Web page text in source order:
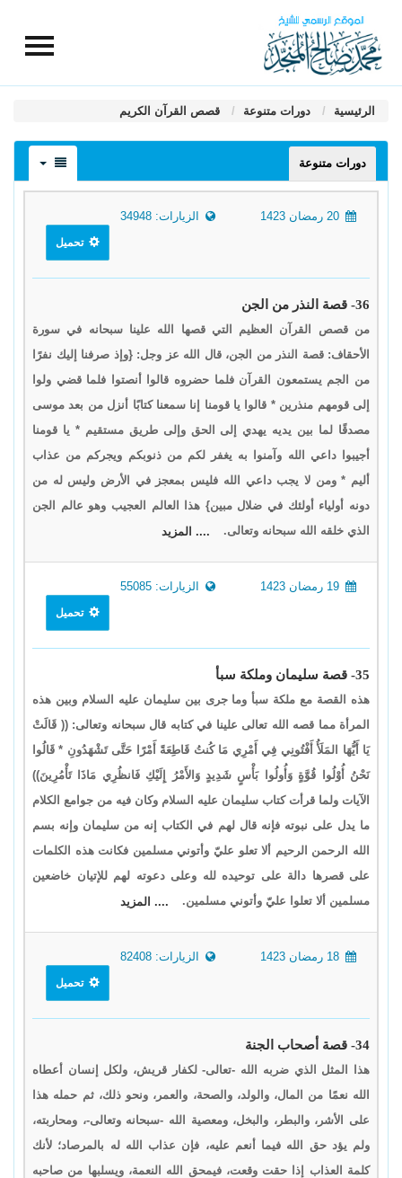
الرئيسية دورات متنوعة قصص القرآن الكريم
دورات متنوعة
الزيارات: 34948
تحميل
36- قصة النذر من الجن
من قصص القرآن العظيم التي قصها الله علينا سبحانه في سورة
الأحقاف: قصة النذر من الجن، قال الله عز وجل: {وإذ صرفنا إليك نفرًا
من الجم يستمعون القرآن فلما حضروه قالوا أنصتوا فلما قضي ولوا
إلى قومهم منذرين * قالوا يا قومنا إنا سمعنا كتابًا أنزل من بعد موسى
مصدقًا لما بين يديه يهدي إلى الحق وإلى طريق مستقيم * يا قومنا
أجيبوا داعي الله وآمنوا به يغفر لكم من ذنوبكم ويجركم من عذاب
أليم * ومن لا يجب داعي الله فليس بمعجز في الأرض وليس له من
دونه أولياء أولئك في ضلال مبين} هذا العالم العجيب وهو عالم الجن
الذي خلقه الله سبحانه وتعالى.
.... المزيد
الزيارات: 55085
تحميل
35- قصة سليمان وملكة سبأ
هذه القصة مع ملكة سبأ وما جرى بين سليمان عليه السلام وبين هذه
المرأة مما قصه الله تعالى علينا في كتابه قال سبحانه وتعالى: (( قَالَتْ
يَا أَيُّهَا المَلَأُ أَفْتُونِي فِي أَمْرِي مَا كُنتُ قَاطِعَةً أَمْرًا حَتَّى تَشْهَدُونِ * قَالُوا
نَحْنُ أُوْلُوا قُوَّةٍ وَأُولُوا بَأْسٍ شَدِيدٍ وَالأَمْرُ إِلَيْكِ فَانظُرِي مَاذَا تَأْمُرِينَ))
الآيات ولما قرأت كتاب سليمان عليه السلام وكان فيه من جوامع الكلام
ما يدل على نبوته فإنه قال لهم في الكتاب إنه من سليمان وإنه بسم
الله الرحمن الرحيم ألا تعلو عليّ وأتوني مسلمين فكانت هذه الكلمات
على قصرها دالة على توحيده لله وعلى دعوته لهم للإتيان خاضعين
مسلمين ألا تعلوا عليّ وأتوني مسلمين.
.... المزيد
الزيارات: 82408
تحميل
34- قصة أصحاب الجنة
هذا المثل الذي ضربه الله -تعالى- لكفار قريش، ولكل إنسان أعطاه
الله نعمًا من المال، والولد، والصحة، والعمر، ونحو ذلك، ثم حمله هذا
على الأشر، والبطر، والبخل، ومعصية الله -سبحانه وتعالى-، ومحاربته،
ولم يؤد حق الله فيما أنعم عليه، فإن عذاب الله له بالمرصاد؛ لأنك
كلمة العذاب إذا حقت وقعت، فيمحق الله النعمة، ويسلبها من صاحبه